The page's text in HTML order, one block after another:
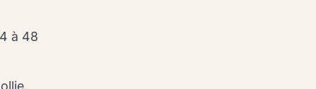
à 48